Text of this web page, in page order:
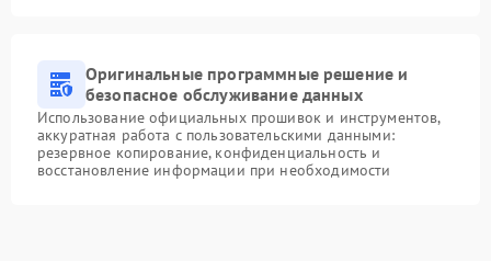
Оригинальные программные решение и
безопасное обслуживание данных
Использование официальных прошивок и инструментов,
аккуратная работа с пользовательскими данными:
резервное копирование, конфиденциальность и
восстановление информации при необходимости